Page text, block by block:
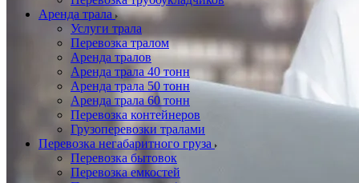
Аренда трала
Услуги трала
Перевозка тралом
Аренда тралов
Аренда трала 40 тонн
Аренда трала 50 тонн
Аренда трала 60 тонн
Перевозка контейнеров
Грузоперевозки тралами
Перевозка негабаритного груза
Перевозка бытовок
Перевозка емкостей